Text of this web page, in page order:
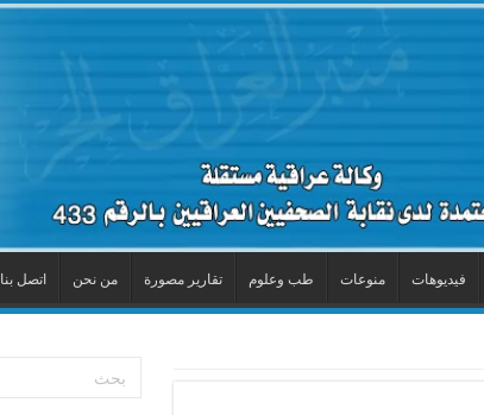
فيديوهات منوعات طب وعلوم تقارير مصورة من نحن اتصل بنا